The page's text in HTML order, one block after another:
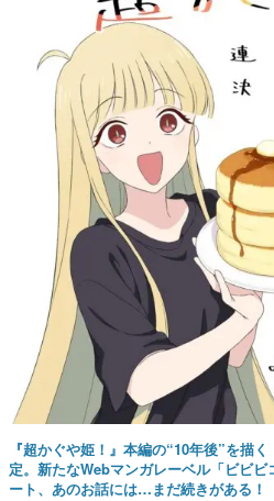
『超かぐや姫！』本編の“10年後”を描
定。新たなWebマンガレーベル「ビビ
ート、あのお話には…まだ続きがある！